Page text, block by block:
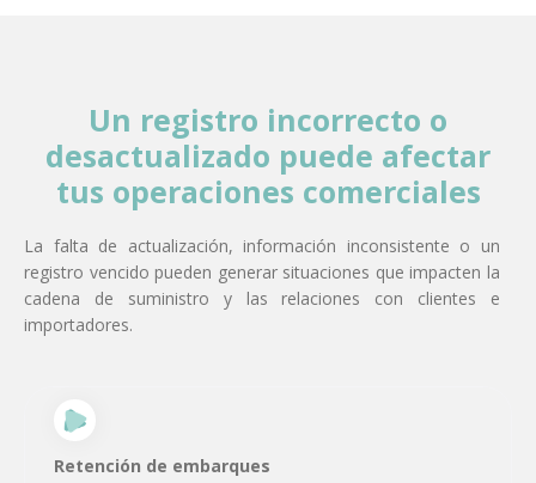
Un registro incorrecto o
desactualizado puede afectar
tus operaciones comerciales
La falta de actualización, información inconsistente o un
registro vencido pueden generar situaciones que impacten la
cadena de suministro y las relaciones con clientes e
importadores.
Retención de embarques